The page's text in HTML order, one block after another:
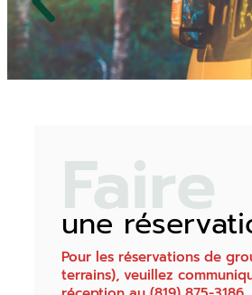
Faire
une
Pour les réservations de
terrains), veuillez